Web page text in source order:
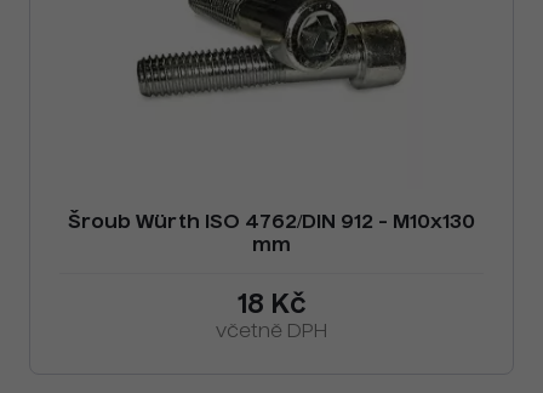
Šroub Würth ISO 4762/DIN 912 - M10x130
mm
18 Kč
včetně DPH